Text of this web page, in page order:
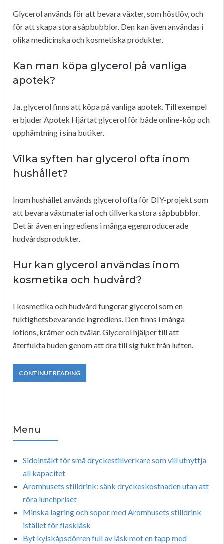
Glycerol används för att bevara växter, som höstlöv, och
för att skapa stora såpbubblor. Den kan även användas i
olika medicinska och kosmetiska produkter.
Kan man köpa glycerol på vanliga
apotek?
Ja, glycerol finns att köpa på vanliga apotek. Till exempel
erbjuder Apotek Hjärtat glycerol för både online-köp och
upphämtning i sina butiker.
Vilka syften har glycerol ofta inom
hushållet?
Inom hushållet används glycerol ofta för DIY-projekt som
att bevara växtmaterial och tillverka stora såpbubblor.
Det är även en ingrediens i många egenproducerade
hudvårdsprodukter.
Hur kan glycerol användas inom
kosmetika och hudvård?
I kosmetika och hudvård fungerar glycerol som en
fuktighetsbevarande ingrediens. Den finns i många
lotions, krämer och tvålar. Glycerol hjälper till att
återfukta huden genom att dra till sig fukt från luften.
CONTINUE READING
Menu
Sidointäkt för små dryckestillverkare som vill utnyttja
all kapacitet
Aromhusets stilldrink: sänk dryckeskostnaden utan att
röra lunchpriset
Minska lagring och sopor med Aromhusets stilldrink
istället för flaskläsk
Byt kylskåpsdörren full av läsk mot en tapp med